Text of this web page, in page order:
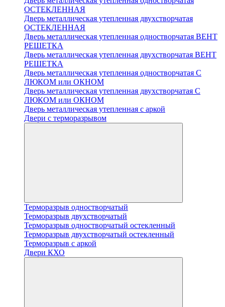
ОСТЕКЛЕННАЯ
Дверь металлическая утепленная двухстворчатая
ОСТЕКЛЕННАЯ
Дверь металлическая утепленная одностворчатая ВЕНТ
РЕШЕТКА
Дверь металлическая утепленная двухстворчатая ВЕНТ
РЕШЕТКА
Дверь металлическая утепленная одностворчатая С
ЛЮКОМ или ОКНОМ
Дверь металлическая утепленная двухстворчатая С
ЛЮКОМ или ОКНОМ
Дверь металлическая утепленная с аркой
Двери с терморазрывом
Терморазрыв одностворчатый
Терморазрыв двухстворчатый
Терморазрыв одностворчатый остекленный
Терморазрыв двухстворчатый остекленный
Терморазрыв с аркой
Двери КХО